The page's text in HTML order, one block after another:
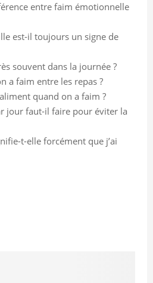
entre faim émotionnelle
est-il toujours un signe de
souvent dans la journée ?
a faim entre les repas ?
quand on a faim ?
jour faut-il faire pour éviter la
t-elle forcément que j’ai